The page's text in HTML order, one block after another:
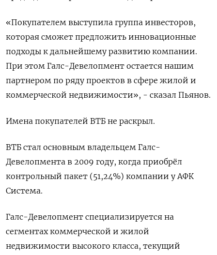
«Покупателем выступила группа ‌инвесторов,
которая сможет предложить инновационные
подходы к дальнейшему развитию компании.
При этом ​Галс-Девелопмент остается нашим
партнером по ряду проектов в сфере ‌жилой и
коммерческой недвижимости», - сказал Пьянов.
Имена покупателей ВТБ не ​раскрыл.
ВТБ стал основным владельцем Галс-
Девелопмента в 2009 году, когда приобрёл
‌контрольный пакет (51,24%) компании у АФК
Система.
Галс-Девелопмент специализируется на
сегментах коммерческой и жилой
недвижимости высокого класса, текущий